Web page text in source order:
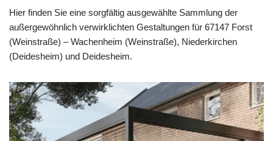
Hier finden Sie eine sorgfältig ausgewählte Sammlung der
außergewöhnlich verwirklichten Gestaltungen für 67147 Forst
(Weinstraße) – Wachenheim (Weinstraße), Niederkirchen
(Deidesheim) und Deidesheim.